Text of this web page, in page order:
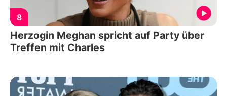
8
Herzogin Meghan spricht auf Party über
Treffen mit Charles